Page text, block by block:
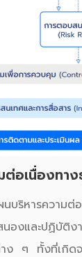
ต่อเนื่องทา
บริหารความต่
นองและปฏิบัติ
ง ๆ ทั้งที่เกิด